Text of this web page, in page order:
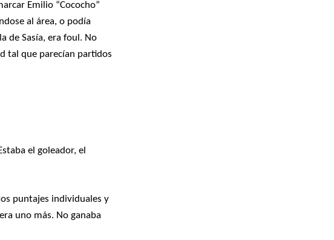
Emilio “Cococho”
al área, o podía
de Sasía, era foul. No
tal que parecían partidos
el goleador, el
puntajes individuales y
uno más. No ganaba